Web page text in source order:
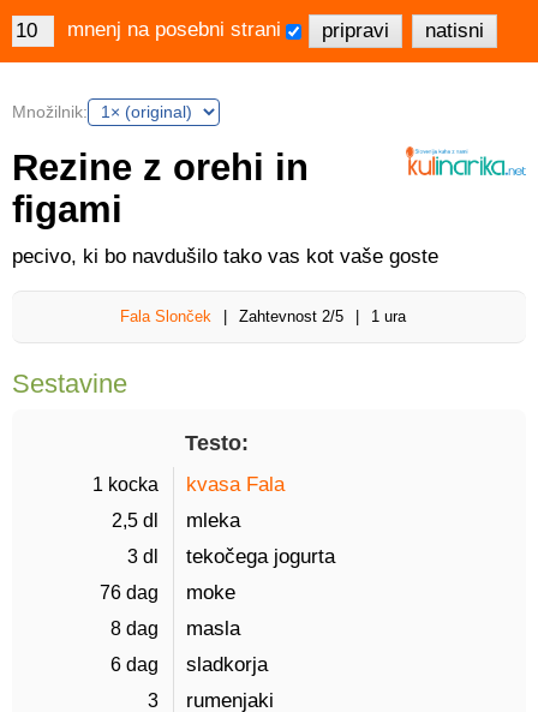
mnenj na posebni strani
Množilnik:
Rezine z orehi in
figami
pecivo, ki bo navdušilo tako vas kot vaše goste
Fala Slonček Zahtevnost 2/5 1 ura
Sestavine
Testo:
1 kocka kvasa Fala
2,5 dl mleka
3 dl tekočega jogurta
76 dag moke
8 dag masla
6 dag sladkorja
3 rumenjaki